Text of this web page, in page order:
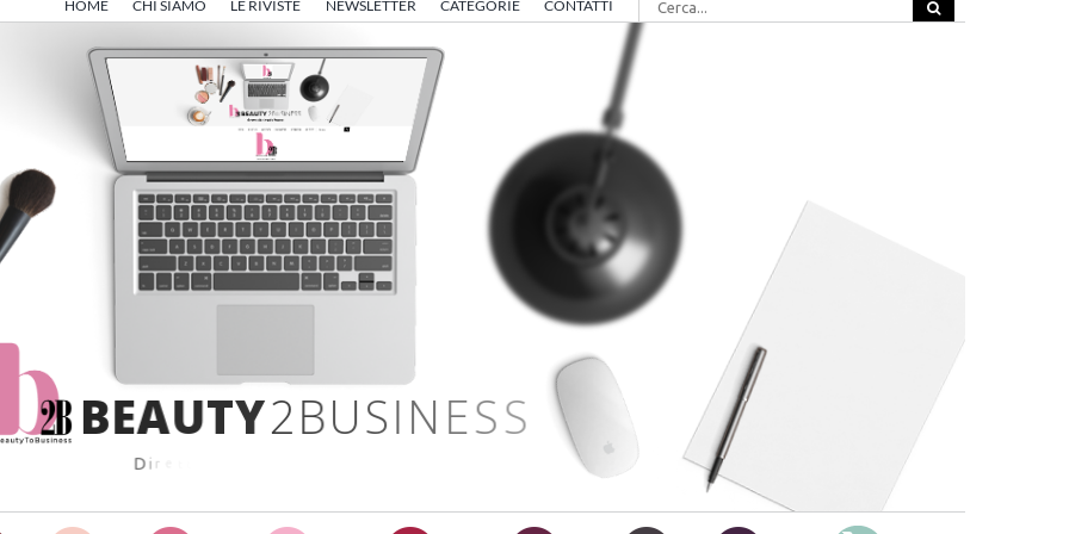
HOME CHI SIAMO LE RIVISTE NEWSLETTER CATEGORIE CONTATTI
per:
BEAUTY2BUSINE SS
Dir